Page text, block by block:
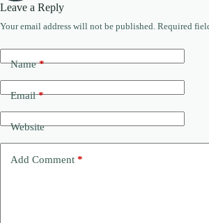
Leave a Reply
Your email address will not be published. Required
Name*
Email*
Website
Add Comment *